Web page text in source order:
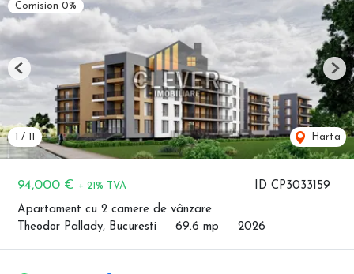
ID CP3033159
94,000 € + 21% TVA
Apartament cu 2 camere de vânzare
Theodor Pallady, Bucuresti
69.6 mp 2026
Comision 0%
1 / 11 Harta
Previous